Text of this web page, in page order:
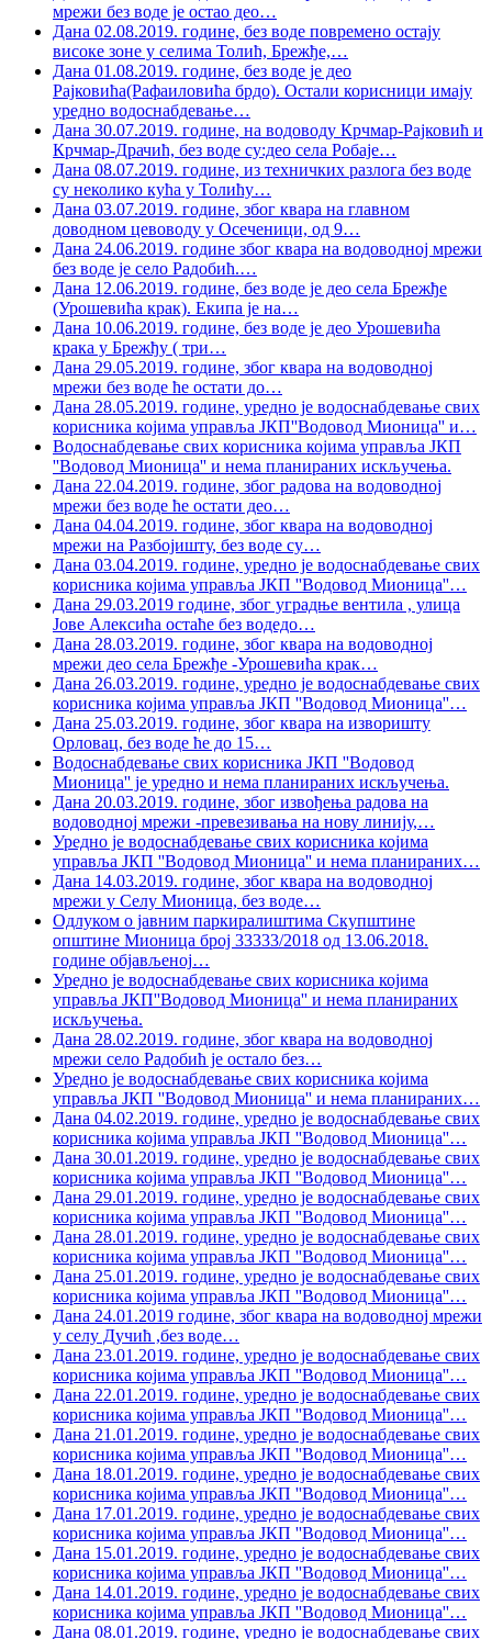
мрежи без воде је остао део…
Дана 02.08.2019. године, без воде повремено остају
високе зоне у селима Толић, Брежђе,…
Дана 01.08.2019. године, без воде је део
Рајковића(Рафаиловића брдо). Остали корисници имају
уредно водоснабдевање…
Дана 30.07.2019. године, на водоводу Крчмар-Рајковић и
Крчмар-Драчић, без воде су:део села Робаје…
Дана 08.07.2019. године, из техничких разлога без воде
су неколико кућа у Толићу…
Дана 03.07.2019. године, због квара на главном
доводном цевоводу у Осеченици, од 9…
Дана 24.06.2019. године због квара на водоводној мрежи
без воде је село Радобић.…
Дана 12.06.2019. године, без воде је део села Брежђе
(Урошевића крак). Екипа је на…
Дана 10.06.2019. године, без воде је део Урошевића
крака у Брежђу ( три…
Дана 29.05.2019. године, због квара на водоводној
мрежи без воде ће остати до…
Дана 28.05.2019. године, уредно је водоснабдевање свих
корисника којима управља ЈКП''Водовод Мионица'' и…
Водоснабдевање свих корисника којима управља ЈКП
''Водовод Мионица'' и нема планираних искључења.
Дана 22.04.2019. године, због радова на водоводној
мрежи без воде ће остати део…
Дана 04.04.2019. године, због квара на водоводној
мрежи на Разбојишту, без воде су…
Дана 03.04.2019. године, уредно је водоснабдевање свих
корисника којима управља ЈКП ''Водовод Мионица''…
Дана 29.03.2019 године, због уградње вентила , улица
Јове Алексића остаће без водедо…
Дана 28.03.2019. године, због квара на водоводној
мрежи део села Брежђе -Урошевића крак…
Дана 26.03.2019. године, уредно је водоснабдевање свих
корисника којима управља ЈКП ''Водовод Мионица''…
Дана 25.03.2019. године, због квара на изворишту
Орловац, без воде ће до 15…
Водоснабдевање свих корисника ЈКП ''Водовод
Мионица'' је уредно и нема планираних искључења.
Дана 20.03.2019. године, због извођења радова на
водоводној мрежи -превезивања на нову линију,…
Уредно је водоснабдевање свих корисника којима
управља ЈКП ''Водовод Мионица'' и нема планираних…
Дана 14.03.2019. године, због квара на водоводној
мрежи у Селу Мионица, без воде…
Одлуком о јавним паркиралиштима Скупштине
општине Мионица број 33333/2018 од 13.06.2018.
године објављеној…
Уредно је водоснабдевање свих корисника којима
управља ЈКП''Водовод Мионица'' и нема планираних
искључења.
Дана 28.02.2019. године, због квара на водоводној
мрежи село Радобић је остало без…
Уредно је водоснабдевање свих корисника којима
управља ЈКП ''Водовод Мионица'' и нема планираних…
Дана 04.02.2019. године, уредно је водоснабдевање свих
корисника којима управља ЈКП ''Водовод Мионица''…
Дана 30.01.2019. године, уредно је водоснабдевање свих
корисника којима управља ЈКП ''Водовод Мионица''…
Дана 29.01.2019. године, уредно је водоснабдевање свих
корисника којима управља ЈКП ''Водовод Мионица''…
Дана 28.01.2019. године, уредно је водоснабдевање свих
корисника којима управља ЈКП ''Водовод Мионица''…
Дана 25.01.2019. године, уредно је водоснабдевање свих
корисника којима управља ЈКП ''Водовод Мионица''…
Дана 24.01.2019 године, због квара на водоводној мрежи
у селу Дучић ,без воде…
Дана 23.01.2019. године, уредно је водоснабдевање свих
корисника којима управља ЈКП ''Водовод Мионица''…
Дана 22.01.2019. године, уредно је водоснабдевање свих
корисника којима управља ЈКП ''Водовод Мионица''…
Дана 21.01.2019. године, уредно је водоснабдевање свих
корисника којима управља ЈКП ''Водовод Мионица''…
Дана 18.01.2019. године, уредно је водоснабдевање свих
корисника којима управља ЈКП ''Водовод Мионица''…
Дана 17.01.2019. године, уредно је водоснабдевање свих
корисника којима управља ЈКП ''Водовод Мионица''…
Дана 15.01.2019. године, уредно је водоснабдевање свих
корисника којима управља ЈКП ''Водовод Мионица''…
Дана 14.01.2019. године, уредно је водоснабдевање свих
корисника којима управља ЈКП ''Водовод Мионица''…
Дана 08.01.2019. године, уредно је водоснабдевање свих